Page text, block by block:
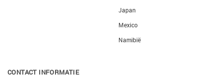
Japan
Mexico
Namibië
CONTACT INFORMATIE